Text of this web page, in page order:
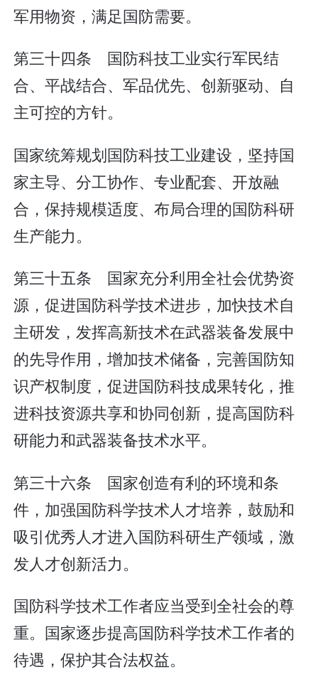
军用物资，满足国防需要。
第三十四条 国防科技工业实行军民结
合、平战结合、军品优先、创新驱动、自
主可控的方针。
国家统筹规划国防科技工业建设，坚持国
家主导、分工协作、专业配套、开放融
合，保持规模适度、布局合理的国防科研
生产能力。
第三十五条 国家充分利用全社会优势资
源，促进国防科学技术进步，加快技术自
主研发，发挥高新技术在武器装备发展中
的先导作用，增加技术储备，完善国防知
识产权制度，促进国防科技成果转化，推
进科技资源共享和协同创新，提高国防科
研能力和武器装备技术水平。
第三十六条 国家创造有利的环境和条
件，加强国防科学技术人才培养，鼓励和
吸引优秀人才进入国防科研生产领域，激
发人才创新活力。
国防科学技术工作者应当受到全社会的尊
重。国家逐步提高国防科学技术工作者的
待遇，保护其合法权益。